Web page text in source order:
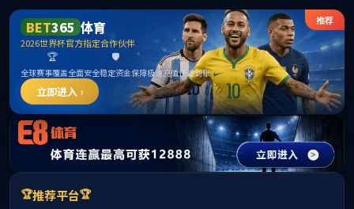
best365(中国区)官方网站-
OfficialWebsite
当前位置:首页
语言教育